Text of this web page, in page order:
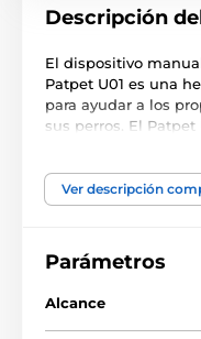
Descripción
El dispositivo
Patpet U01 es una
para ayudar a los
sus perros. El
atención del perro
adiestramiento o
adiestramiento, no
utiliza la última
perro y detener su
emite sonido
Ver descripción
Parámetros
Alcance